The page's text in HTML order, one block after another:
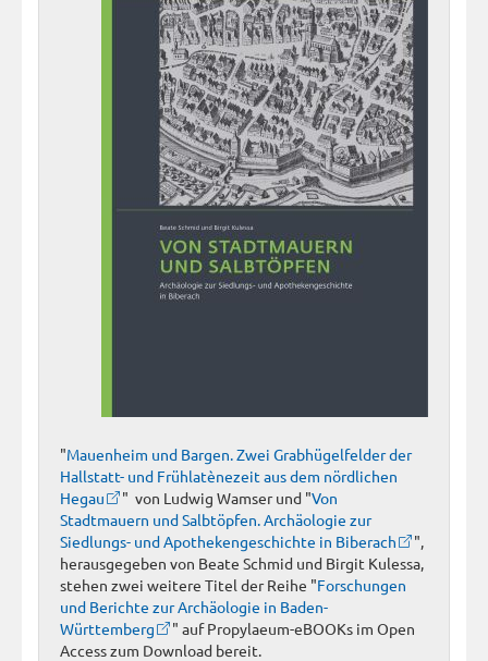
"Mauenheim und Bargen. Zwei Grabhügelfelder der
Hallstatt- und Frühlatènezeit aus dem nördlichen
Hegau
" von Ludwig Wamser und "Von
Stadtmauern und Salbtöpfen. Archäologie zur
Siedlungs- und Apothekengeschichte in Biberach
",
herausgegeben von Beate Schmid und Birgit Kulessa,
stehen zwei weitere Titel der Reihe "Forschungen
und Berichte zur Archäologie in Baden-
Württemberg
" auf Propylaeum-eBOOKs im Open
Access zum Download bereit.